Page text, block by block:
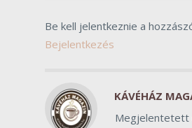
Be kell jelentkeznie a
Bejelentkezés
KÁVÉHÁZ
Megjelentetett